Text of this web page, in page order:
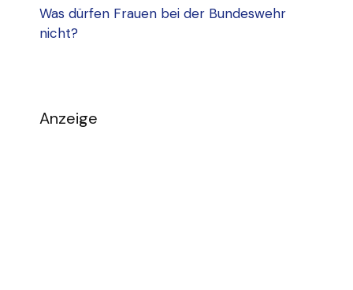
Was dürfen Frauen bei der Bundeswehr
nicht?
Anzeige